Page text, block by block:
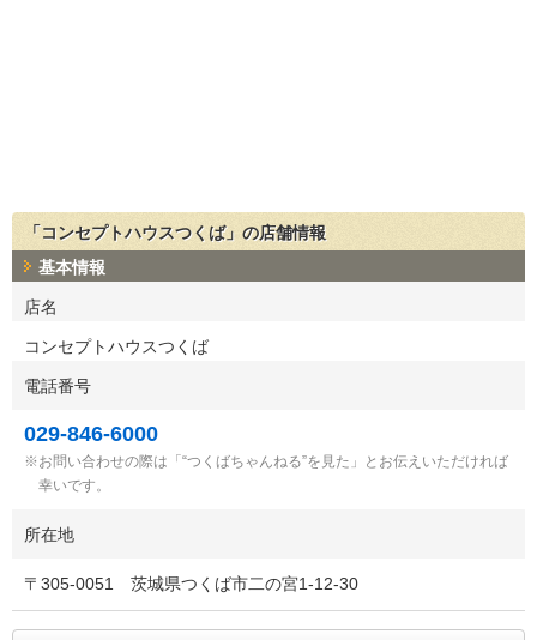
「コンセプトハウスつくば」の店舗情報
基本情報
店名
コンセプトハウスつくば
電話番号
029-846-6000
お問い合わせの際は「“つくばちゃんねる”を見た」とお伝えいただければ
幸いです。
所在地
〒 305-0051 茨城県つくば市二の宮1-12-30